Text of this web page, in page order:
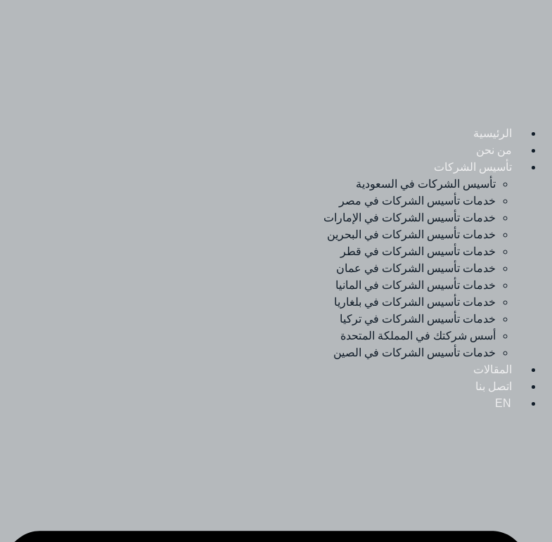
الرئيسية
من نحن
تأسيس الشركات
تأسيس الشركات في السعودية
خدمات تأسيس الشركات في مصر
خدمات تأسيس الشركات في الإمارات
خدمات تأسيس الشركات في البحرين
خدمات تأسيس الشركات في قطر
خدمات تأسيس الشركات في عمان
خدمات تأسيس الشركات في المانيا
خدمات تأسيس الشركات في بلغاريا
خدمات تأسيس الشركات في تركيا
أسس شركتك في المملكة المتحدة
خدمات تأسيس الشركات في الصين
المقالات
اتصل بنا
EN